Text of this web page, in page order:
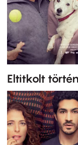
Eltitkolt